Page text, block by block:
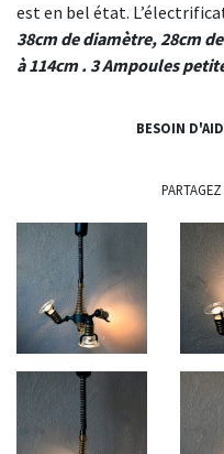
est en bel état.
38cm de diamètre, 28cm
à 114cm . 3 Ampoules
BESOIN
PARTAGEZ